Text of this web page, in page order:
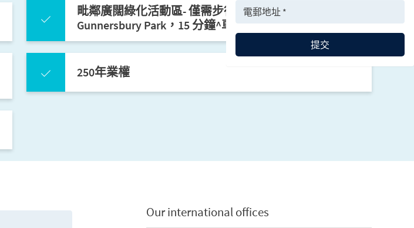
提交
毗鄰廣闊綠化活動區- 僅需步行 16分鐘^程即可到達
Gunnersbury Park，15 分鐘^車程即到Kew Gardens
250年業權
Our international offices